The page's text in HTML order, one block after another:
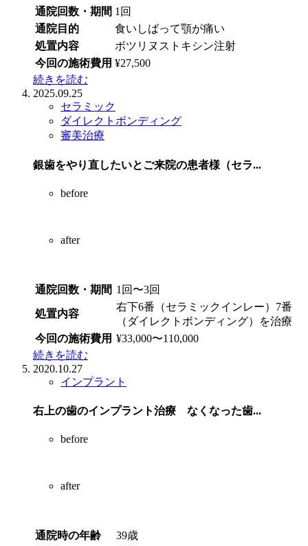
通院回数・期間 1回
通院目的
食いしばって顎が痛い
処置内容
ボツリヌストキシン注射
今回の施術費用 ¥27,500
続きを読む
2025.09.25
セラミック
ダイレクトボンディング
審美治療
銀歯をやり直したいとご来院の患者様（セラ...
before
after
通院回数・期間 1回〜3回
処置内容
右下6番（セラミックインレー）7番
（ダイレクトボンディング）を治療
今回の施術費用 ¥33,000〜110,000
続きを読む
2020.10.27
インプラント
右上の歯のインプラント治療 なくなった歯...
before
after
通院時の年齢
39歳